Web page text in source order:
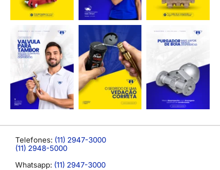
Telefones: (11) 2947-3000
(11) 2948-5000
Whatsapp: (11) 2947-3000